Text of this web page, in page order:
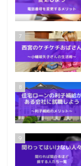
7
8
9